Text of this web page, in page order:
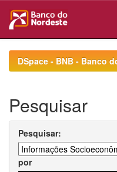
navigationDSpace - BNB - Banco
Pesquisar
Pesquisar:
por